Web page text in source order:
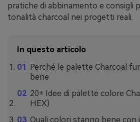
pratiche di abbinamento e consigli
tonalità charcoal nei progetti reali.
In questo articolo
Perché le palette Charcoal
bene
20+ Idee di palette colore
HEX)
Quali colori stanno bene con